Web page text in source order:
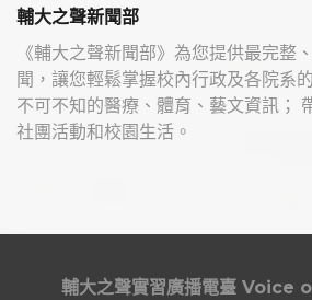
輔大之聲新聞部
《輔大之聲新聞部》為您提供最完整
聞，讓您輕鬆掌握校內行政及各院系
不可不知的醫療、體育、藝文資訊；
社團活動和校園生活。
輔大之聲實習廣播電臺 Voice